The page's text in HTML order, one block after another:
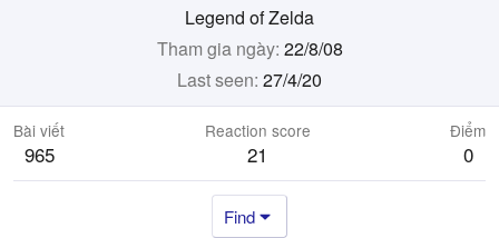
Legend of Zelda
Tham gia ngày 22/8/08
Last seen 27/4/20
Bài viết
965
Reaction score
21
Điểm
0
Find